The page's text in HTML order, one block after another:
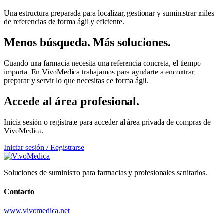
Una estructura preparada para localizar, gestionar y suministrar miles
de referencias de forma ágil y eficiente.
Menos búsqueda. Más soluciones.
Cuando una farmacia necesita una referencia concreta, el tiempo
importa. En VivoMedica trabajamos para ayudarte a encontrar,
preparar y servir lo que necesitas de forma ágil.
Accede al área profesional.
Inicia sesión o regístrate para acceder al área privada de compras de
VivoMedica.
Iniciar sesión / Registrarse
Soluciones de suministro para farmacias y profesionales sanitarios.
Contacto
www.vivomedica.net